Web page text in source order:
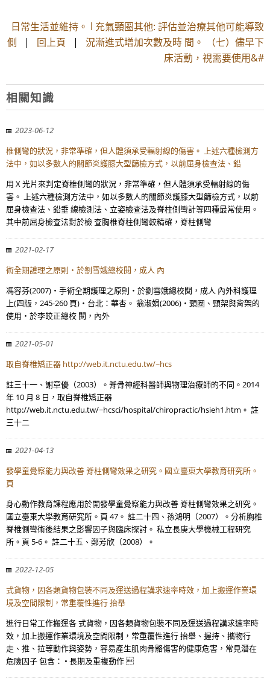
日常生活並維持。 l 充氣頸圈其他: 評估並治療其他可能導致
側 | 回上頁 | 況漸進式增加次數及時 間。 （七）儘早下
床活動，視需要使用&#
相關知識
2023-06-12
椎側彎的狀況，非常準確，但人體須承受輻射線的傷害。 上述六種檢測方
法中，如以多數人的關節炎護膝大型篩檢方式，以前屈身檢查法、鉛
用 X 光片來判定脊椎側彎的狀況，非常準確，但人體須承受輻射線的傷
害。 上述六種檢測方法中，如以多數人的關節炎護膝大型篩檢方式，以前
屈身檢查法、鉛垂 線檢測法、立姿檢查法及脊柱側彎計等四種最常使用。
其中前屈身檢查法對於檢 查胸椎脊柱側彎較精確，脊柱側彎
2021-02-17
術全期護理之原則‧於劉雪娥總校閱，成人 內
馮容芬(2007)‧手術全期護理之原則‧於劉雪娥總校閱，成人 內外科護理
上(四版，245-260 頁)‧台北：華杏。 翁淑娟(2006)‧頸圈、頸架與背架的
使用‧於李皎正總校 閱，內外
2021-05-01
取自脊椎矯正器 http://web.it.nctu.edu.tw/~hcs
註三十一、謝章優（2003）。脊骨神經科醫師與物理治療師的不同。2014
年 10 月 8 日，取自脊椎矯正器
http://web.it.nctu.edu.tw/~hcsci/hospital/chiropractic/hsieh1.htm。 註
三十二
2021-04-13
發學童覺察能力與改善 脊柱側彎效果之研究。國立臺東大學教育研究所。
頁
身心動作教育課程應用於開發學童覺察能力與改善 脊柱側彎效果之研究。
國立臺東大學教育研究所。頁 47。 註二十四、孫鴻明（2007）。分析胸椎
脊椎側彎術後結果之影響因子與臨床探討。 私立長庚大學機械工程研究
所。頁 5-6。 註二十五、鄭芳欣（2008）。
2022-12-05
式貨物，因各類貨物包裝不同及運送過程講求速率時效，加上搬運作業環
境及空間限制，常重覆性進行 抬舉
進行日常工作搬運各 式貨物，因各類貨物包裝不同及運送過程講求速率時
效，加上搬運作業環境及空間限制，常重覆性進行 抬舉、握持、攜物行
走、推、拉等動作與姿勢，容易產生肌肉骨骼傷害的健康危害，常見潛在
危險因子 包含： • 長期及重複動作 